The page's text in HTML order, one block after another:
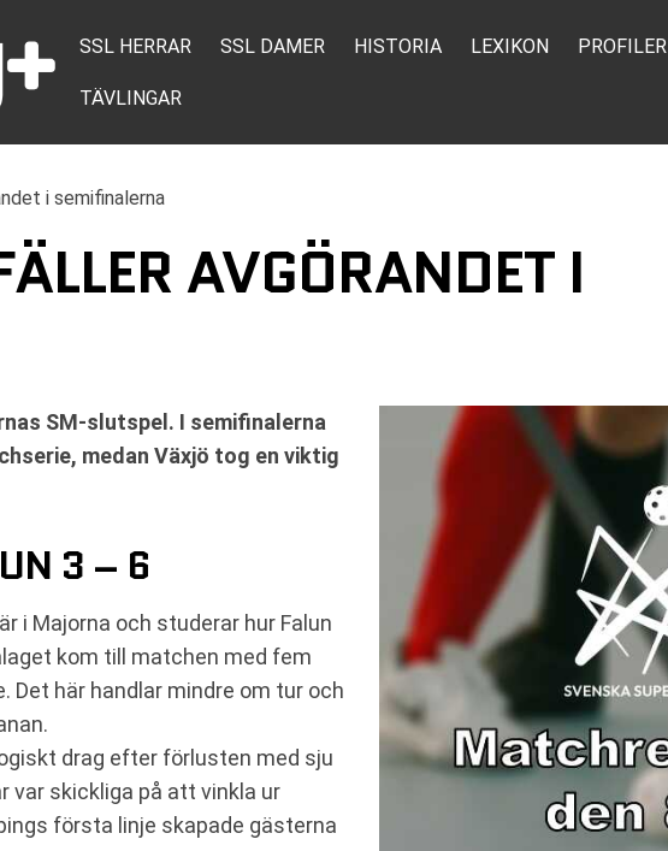
SSL HERRAR SSL DAMER HISTORIA LEXIKON PROFILER
TÄVLINGAR
i semifinalerna
AVGÖRANDET I
SM-slutspel. I semifinalerna
medan Växjö tog en viktig
3 – 6
i Majorna och studerar hur Falun
kom till matchen med fem
Det här handlar mindre om tur och
drag efter förlusten med sju
var skickliga på att vinkla ur
första linje skapade gästerna